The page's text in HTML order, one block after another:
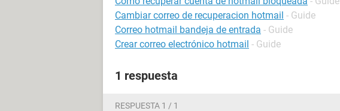
Cambiar correo de recuperacion hotmail - Guide
Correo hotmail bandeja de entrada - Guide
Crear correo electrónico hotmail - Guide
1 respuesta
RESPUESTA 1 / 1